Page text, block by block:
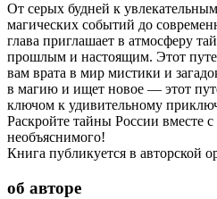
От серых будней к
магических событий до
глава приглашает в атмосферу
прошлым и настоящим. Этот
вам врата в мир мистики и
в магию и ищет новое — этот
ключом к удивительному
Раскройте тайны России вместе
необъяснимого!
Книга публикуется в авторской
об авторе